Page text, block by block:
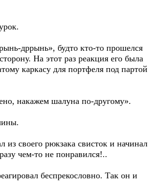
дррынь», будто кто-то прошелся
На этот раз реакция его была
каркасу для портфеля под партой
накажем шалуна по-другому».
своего рюкзака свисток и начинал
чем-то не понравился!..
беспрекословно. Так он и